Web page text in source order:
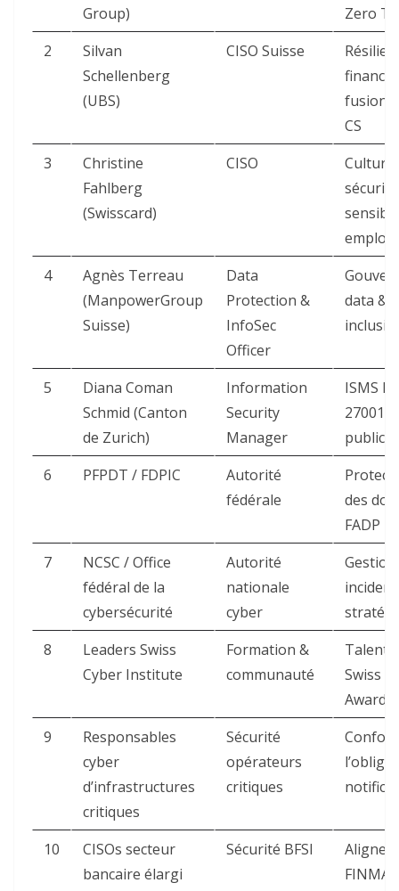
Group)
Zero
2
Silvan
Schellenberg
(UBS)
CISO Suisse
fusion
CS ​
3
Christine
Fahlberg
(Swisscard)
CISO
Culture
4
Agnès Terreau
(ManpowerGroup
Suisse)
Data
Protection &
InfoSec
Officer
data &
5
Diana Coman
Schmid (Canton
de Zurich)
Information
Security
Manager
ISMS
27001
public ​
6
PFPDT / FDPIC
Autorité
fédérale
des
FADP ​
7
NCSC / Office
fédéral de la
cybersécurité
Autorité
nationale
cyber
Gestion
8
Leaders Swiss
Cyber Institute
Formation &
communauté
Talents
Swiss
Awards ​
9
Responsables
cyber
d’infrastructures
critiques
Sécurité
opérateurs
critiques
10
CISOs secteur
bancaire élargi
Sécurité BFSI
FINMA